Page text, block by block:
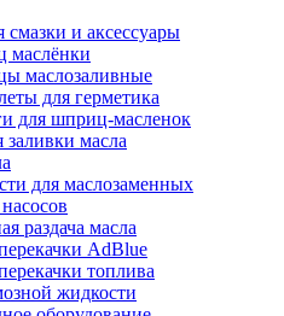
и аксессуары
маслозаливные
для герметика
для шприц-масленок
масла
для маслозаменных
раздача масла
AdBlue
топлива
жидкости